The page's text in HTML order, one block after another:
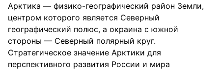
Арктика — физико-географический район Земли,
центром которого является Северный
географический полюс, а окраина с южной
стороны — Северный полярный круг.
Стратегическое значение Арктики для
перспективного развития России и мира